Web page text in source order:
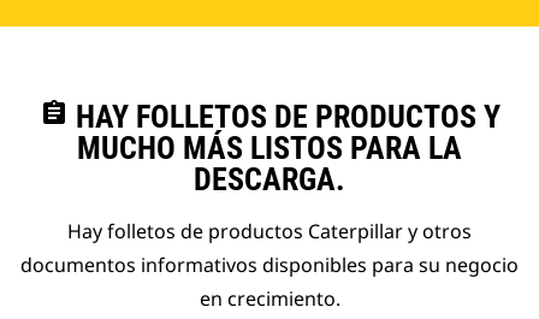
assignment HAY FOLLETOS DE PRODUCTOS Y
MUCHO MÁS LISTOS PARA LA
DESCARGA.
Hay folletos de productos Caterpillar y otros
documentos informativos disponibles para su negocio
en crecimiento.